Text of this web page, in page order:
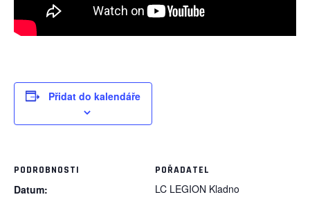
Přidat do kalendáře
PODROBNOSTI
Datum:
POŘADATEL
LC LEGION Kladno